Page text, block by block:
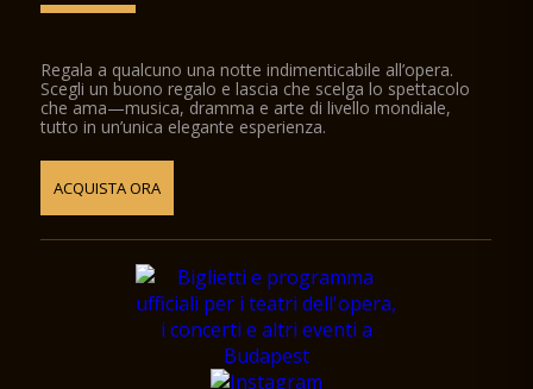
Regala a qualcuno una notte indimenticabile all’opera.
Scegli un buono regalo e lascia che scelga lo spettacolo
che ama—musica, dramma e arte di livello mondiale,
tutto in un’unica elegante esperienza.
ACQUISTA ORA